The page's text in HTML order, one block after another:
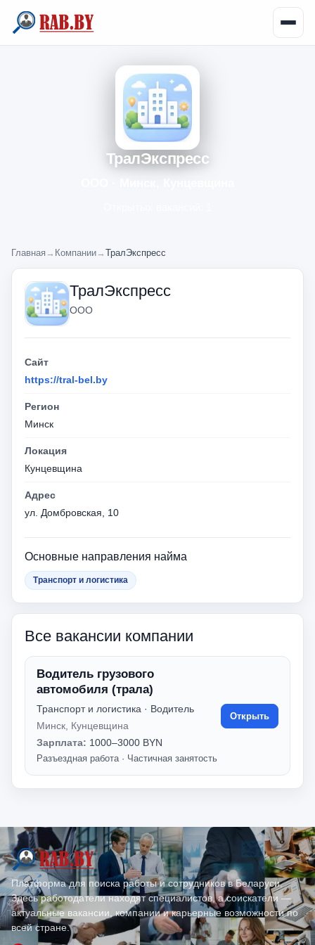
ТралЭкспресс
Главная → Компании→ ТралЭкспресс
ТралЭкспресс
ООО
Сайт
https://tral-bel.by
Регион
Минск
Локация
Кунцевщина
Адрес
ул. Домбровская, 10
Основные направления найма
Транспорт и логистика
Все вакансии компании
Водитель грузового
автомобиля (трала)
Транспорт и логистика · Водитель
Минск, Кунцевщина
Зарплата: 1000–3000 BYN
Разъездная работа · Частичная занятость
Открыть
Платформа для поиска работы и сотрудников в Беларуси.
Здесь работодатели находят специалистов, а соискатели —
актуальные вакансии, компании и карьерные возможности по
всей стране.